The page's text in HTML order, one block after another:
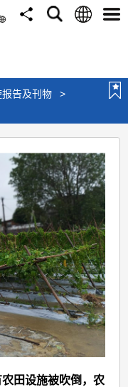
分
搜
语
选
告及刊物
>
田设施被吹倒，农